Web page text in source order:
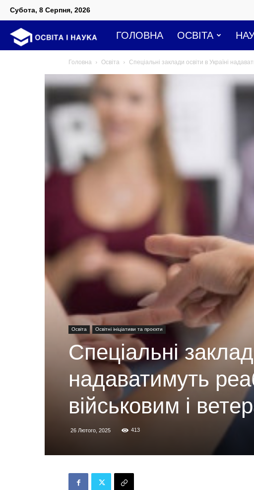
Субота, 8 Серпня, 2026
Освіта
і
ГОЛОВНА ОСВІТА
Головна Освіта Спеціальні заклади освіти в Україні
Освіта Освітні ініціативи та проєкти
Спеціальні
надаватимуть
військовим і
26 Лютого, 2025 413